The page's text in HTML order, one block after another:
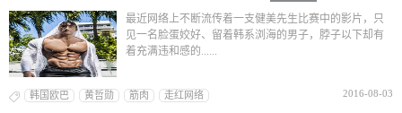
最近网络上不断流传着一支健美先生比赛中的影片，只
见一名脸蛋姣好、留着韩系浏海的男子，脖子以下却有
着充满违和感的......
韩国欧巴 黄哲勋 筋肉 走红网络 2016-08-03